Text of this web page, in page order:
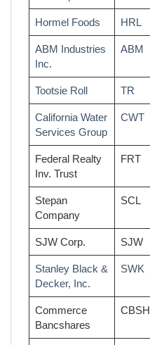
Hormel Foods HRL
ABM Industries
Inc.
ABM
Tootsie Roll TR
California Water
Services Group
CWT
Federal Realty
Inv. Trust
FRT
Stepan
Company
SCL
SJW Corp. SJW
Stanley Black &
Decker, Inc.
SWK
Commerce
Bancshares
CBSH